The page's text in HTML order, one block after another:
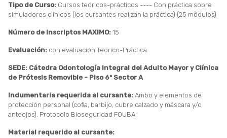
Tipo de Curso: Cursos teóricos-prácticos ---- Con práctica sobre
simuladores clínicos (los cursantes realizan la práctica) (25 módulos)
Número de Inscriptos MAXIMO: 15
Evaluación: con evaluación Teórico-Práctica
SEDE: Cátedra Odontología Integral del Adulto Mayor y Clínica
de Prótesis Removible - Piso 6º Sector A
Indumentaria requerida al cursante: Ambo y elementos de
protección personal (cofia, barbijo, cubre calzado y máscara y/o
anteojos). Protocolo Bioseguridad FOUBA
Material requerido al cursante: